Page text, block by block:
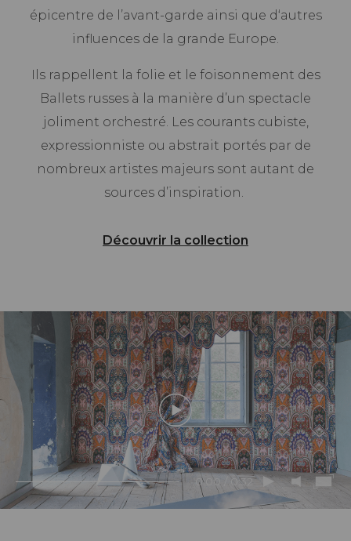
épicentre de l’avant-garde ainsi que d‘autres
influences de la grande Europe.
Ils rappellent la folie et le foisonnement des
Ballets russes à la manière d’un spectacle
joliment orchestré. Les courants cubiste,
expressionniste ou abstrait portés par de
nombreux artistes majeurs sont autant de
sources d’inspiration.
Découvrir la collection
0:00 / 0:32